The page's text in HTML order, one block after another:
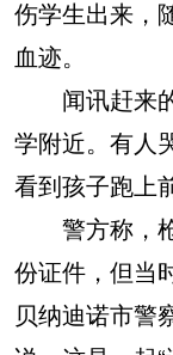
伤学生出来，
血迹。
闻讯赶来的
学附近。有人
看到孩子跑
警方称，枪
份证件，但当
贝纳迪诺市警